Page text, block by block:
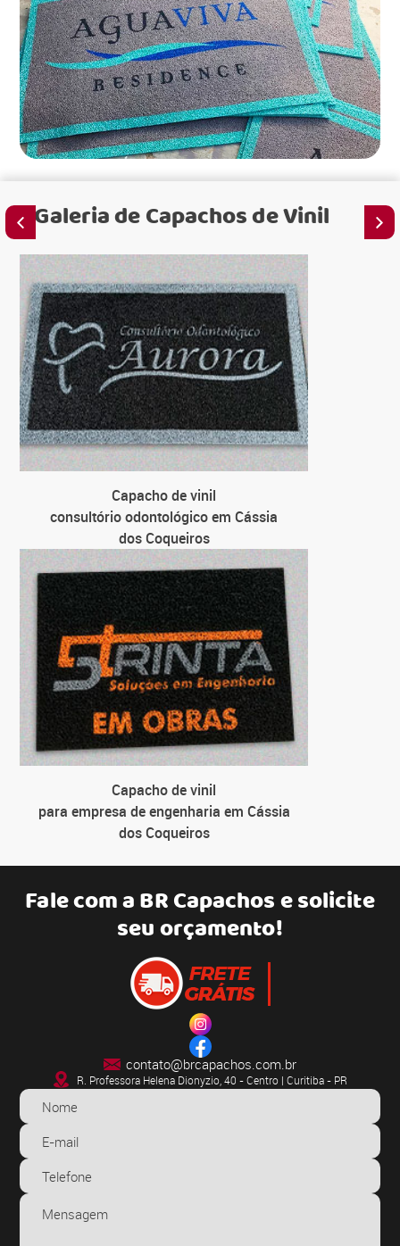
Galeria deCapachos de Vinil
Capacho de vinil
consultório odontológico em Cássia
dos Coqueiros
Capacho de vinil
para empresa de engenharia em Cássia
dos Coqueiros
Fale com aBR Capachose solicite
seu orçamento!
contato@brcapachos.com.br
R. Professora Helena Dionyzio, 40 - Centro | Curitiba - PR